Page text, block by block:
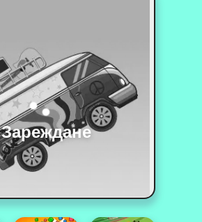
Зареждане